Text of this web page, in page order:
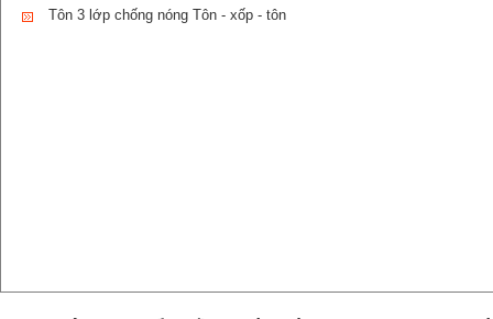
Tôn 3 lớp chống nóng Tôn - xốp - tôn